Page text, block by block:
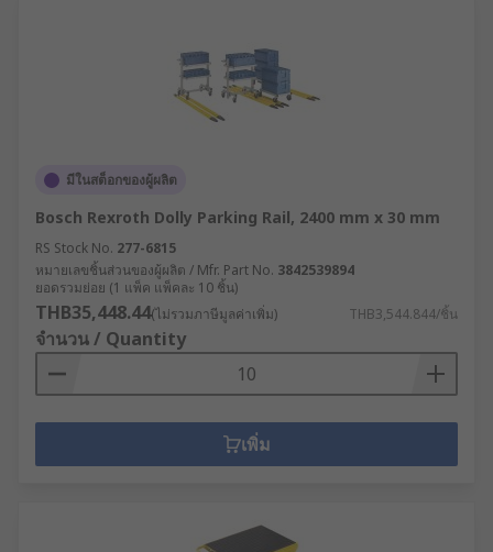
มีในสต็อกของผู้ผลิต
Bosch Rexroth Dolly Parking Rail, 2400 mm x 30 mm
RS Stock No. 277-6815
หมายเลขชิ้นส่วนของผู้ผลิต / Mfr. Part No. 3842539894
ยอดรวมย่อย (1 แพ็ค แพ็คละ 10 ชิ้น)
THB35,448.44(ไม่รวมภาษีมูลค่าเพิ่ม) THB3,544.844/ชิ้น
จำนวน / Quantity
เพิ่ม